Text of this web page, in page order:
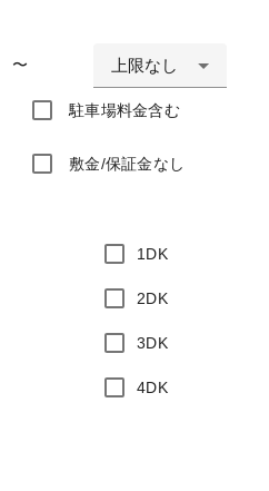
〜 上限なし
駐車場料金含む
敷金/保証金なし
1DK
2DK
3DK
4DK